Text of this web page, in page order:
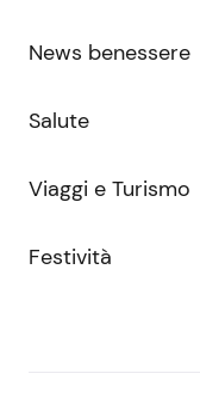
News benessere
Salute
Viaggi e Turismo
Festività